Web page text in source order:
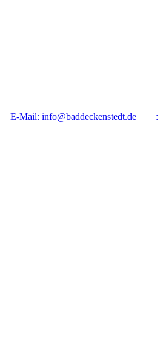
E-Mail: info@baddeckenstedt.de :